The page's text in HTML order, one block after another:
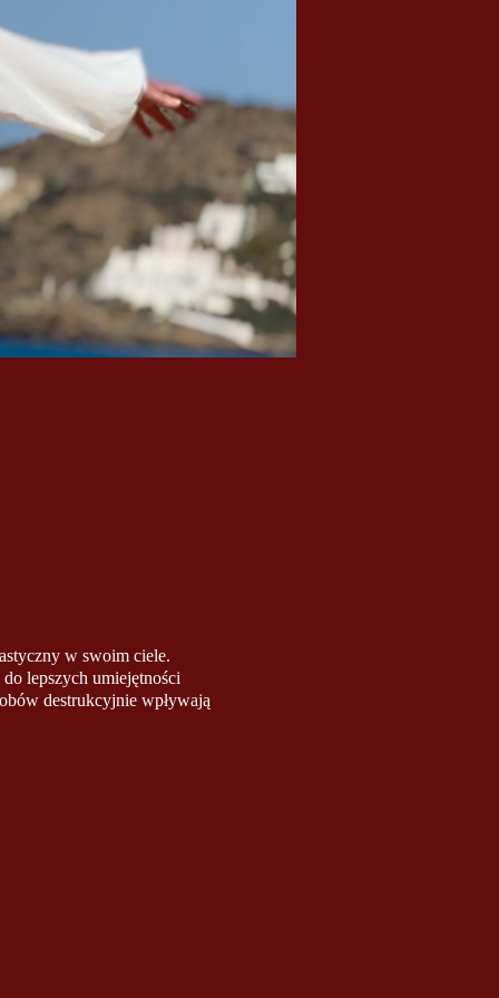
w swoim ciele.
lepszych umiejętności
destrukcyjnie wpływają